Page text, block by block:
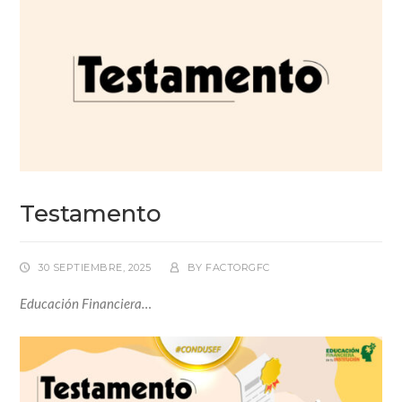
Testamento
30 SEPTIEMBRE, 2025 BY FACTORGFC
Educación Financiera…